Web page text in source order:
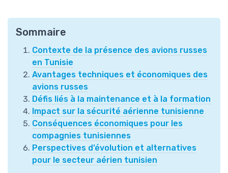
Sommaire
Contexte de la présence des avions russes
en Tunisie
Avantages techniques et économiques des
avions russes
Défis liés à la maintenance et à la formation
Impact sur la sécurité aérienne tunisienne
Conséquences économiques pour les
compagnies tunisiennes
Perspectives d’évolution et alternatives
pour le secteur aérien tunisien